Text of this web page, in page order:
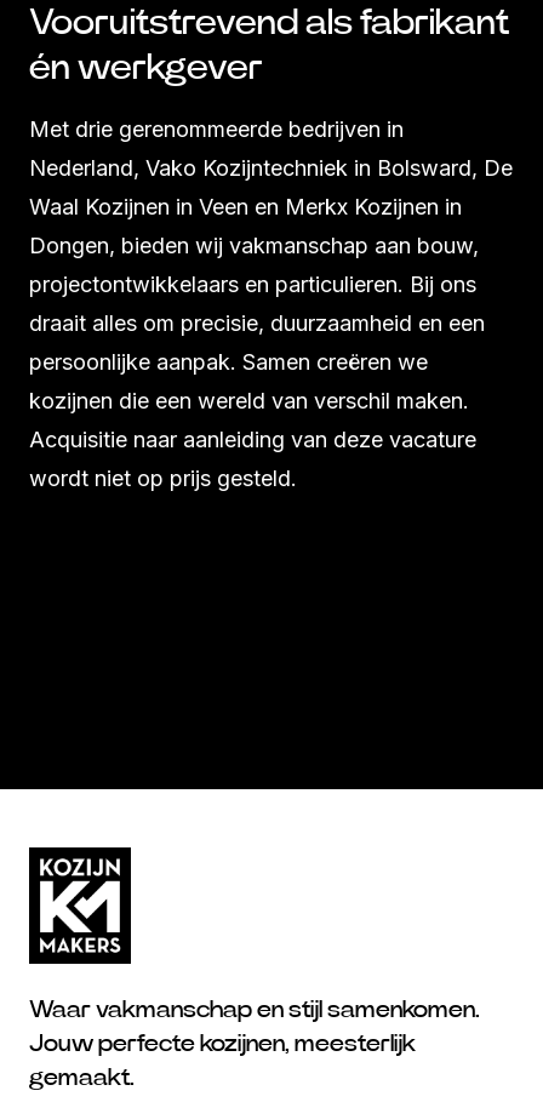
Vooruitstrevend als fabrikant
én werkgever
Met drie gerenommeerde bedrijven in
Nederland, Vako Kozijntechniek in Bolsward, De
Waal Kozijnen in Veen en Merkx Kozijnen in
Dongen, bieden wij vakmanschap aan bouw,
projectontwikkelaars en particulieren. Bij ons
draait alles om precisie, duurzaamheid en een
persoonlijke aanpak. Samen creëren we
kozijnen die een wereld van verschil maken.
Acquisitie naar aanleiding van deze vacature
wordt niet op prijs gesteld.
Waar vakmanschap en stijl samenkomen.
Jouw perfecte kozijnen, meesterlijk
gemaakt.